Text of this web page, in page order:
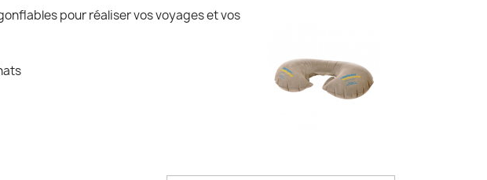
pour réaliser vos voyages et vos